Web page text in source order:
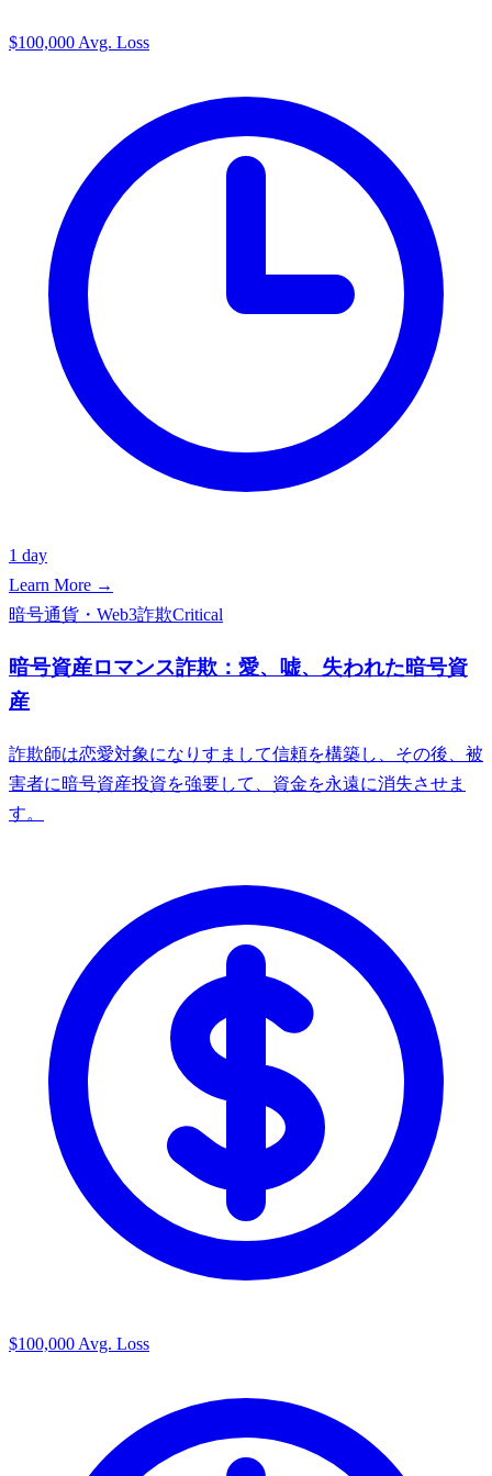
$100,000 Avg. Loss
1 day
Learn More →
暗号通貨・Web3詐欺Critical
暗号資産ロマンス詐欺：愛、嘘、失われた暗号資
産
詐欺師は恋愛対象になりすまして信頼を構築し、その後、被
害者に暗号資産投資を強要して、資金を永遠に消失させま
す。
$100,000 Avg. Loss